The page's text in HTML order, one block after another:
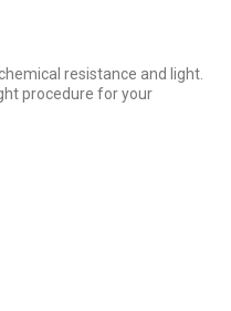
resistance and light
procedure for your